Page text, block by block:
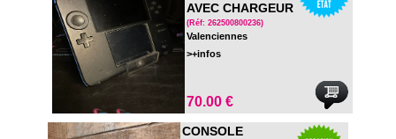
AVEC CHARGEUR
(Réf: 262500800236)
Valenciennes
>+infos
70.00 €
CONSOLE